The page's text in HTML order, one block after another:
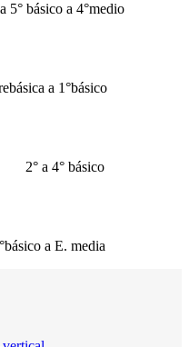
5° básico a 4°medio
a 1°básico
2° a 4° básico
a E. media